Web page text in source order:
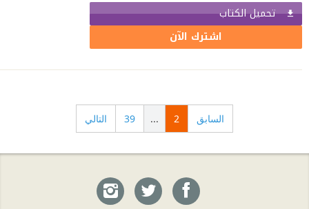
تحميل الكتاب
اشترك الآن
السابق 2
...
39 التالي